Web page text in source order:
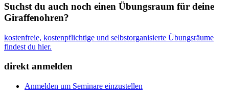
Suchst du auch noch einen Übungsraum für deine
Giraffenohren?
kostenfreie, kostenpflichtige und selbstorganisierte Übungsräume
findest du hier.
direkt anmelden
Anmelden um Seminare einzustellen